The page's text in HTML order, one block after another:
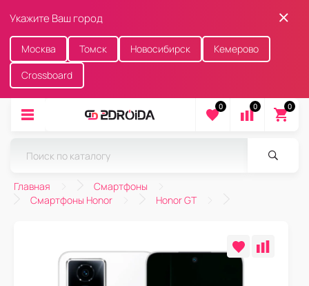
Укажите Ваш город
Москва Томск Новосибирск
Кемерово
Crossboard
0 0 0
Главная
Смартфоны
Смартфоны Honor
Honor GT